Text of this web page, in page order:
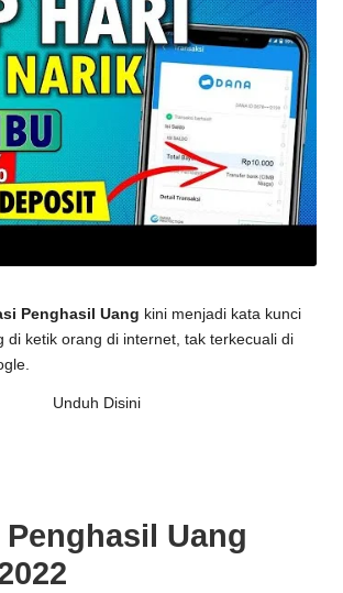
Penghasil Uang kini menjadi kata kunci
di ketik orang di internet, tak terkecuali di
Unduh Disini
Uang